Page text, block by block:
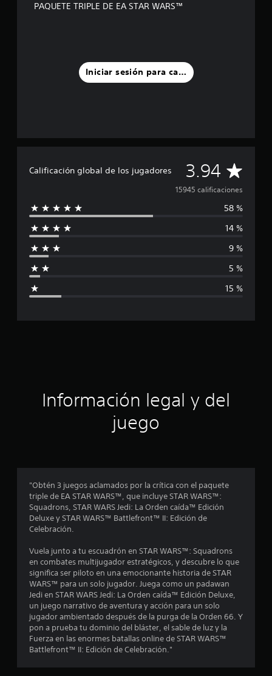
PAQUETE TRIPLE DE EA STAR WARS™
Iniciar sesión para calificar
Calificación global de los jugadores 3.94 C
a
l
a
ó
o
m
d
i
o
:
3
.
15945 calificaciones
58 %
14 %
9 %
5 %
15 %
Información legal y del
juego
"Obtén 3 juegos aclamados por la crítica con el paquete
triple de EA STAR WARS™, que incluye STAR WARS™:
Squadrons, STAR WARS Jedi: La Orden caída™ Edición
Deluxe y STAR WARS™ Battlefront™ II: Edición de
Celebración.
Vuela junto a tu escuadrón en STAR WARS™: Squadrons
en combates multijugador estratégicos, y descubre lo que
significa ser piloto en una emocionante historia de STAR
WARS™ para un solo jugador. Juega como un padawan
Jedi en STAR WARS Jedi: La Orden caída™ Edición Deluxe,
un juego narrativo de aventura y acción para un solo
jugador ambientado después de la purga de la Orden 66. Y
pon a prueba tu dominio del bláster, el sable de luz y la
Fuerza en las enormes batallas online de STAR WARS™
Battlefront™ II: Edición de Celebración."